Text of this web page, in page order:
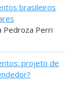
brasileiros
Pedroza Perri
projeto de